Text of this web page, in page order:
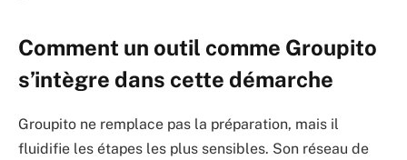
Comment un outil comme Groupito
s’intègre dans cette démarche
Groupito ne remplace pas la préparation, mais il
fluidifie les étapes les plus sensibles. Son réseau de